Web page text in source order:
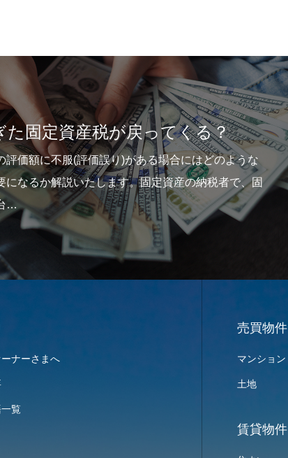
が戻ってくる？
誤り)がある場合にはどのような
します。固定資産の納税者で、固
ナーさまへ
覧
売買物件
マンション
土地
賃貸物件